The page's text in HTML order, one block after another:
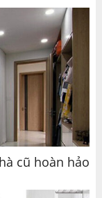
cũ hoàn hảo